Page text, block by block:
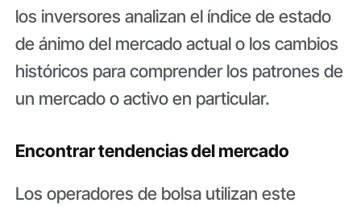
los inversores analizan el índice de estado
de ánimo del mercado actual o los cambios
históricos para comprender los patrones de
un mercado o activo en particular.
Encontrar tendencias del mercado
Los operadores de bolsa utilizan este